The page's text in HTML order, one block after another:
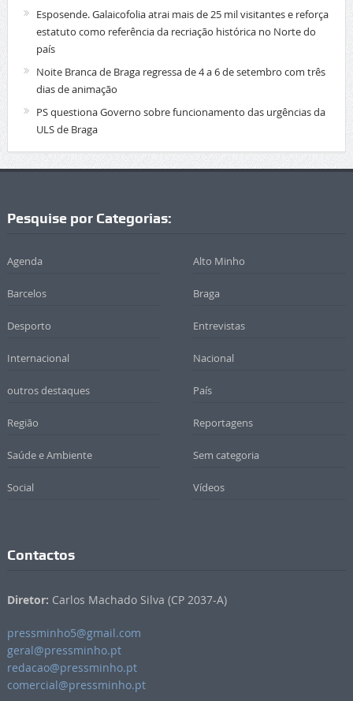
Esposende. Galaicofolia atrai mais de 25 mil visitantes e reforça
estatuto como referência da recriação histórica no Norte do
país
Noite Branca de Braga regressa de 4 a 6 de setembro com três
dias de animação
PS questiona Governo sobre funcionamento das urgências da
ULS de Braga
Pesquise por Categorias:
Agenda Alto Minho
Barcelos Braga
Desporto Entrevistas
Internacional Nacional
outros destaques País
Região Reportagens
Saúde e Ambiente Sem categoria
Social Vídeos
Contactos
Diretor: Carlos Machado Silva (CP 2037-A)
pressminho5@gmail.com
geral@pressminho.pt
redacao@pressminho.pt
comercial@pressminho.pt